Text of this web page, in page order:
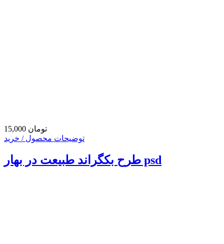
15,000 تومان
توضیحات محصول / خرید
طرح بکگراند طبیعت در بهار psd